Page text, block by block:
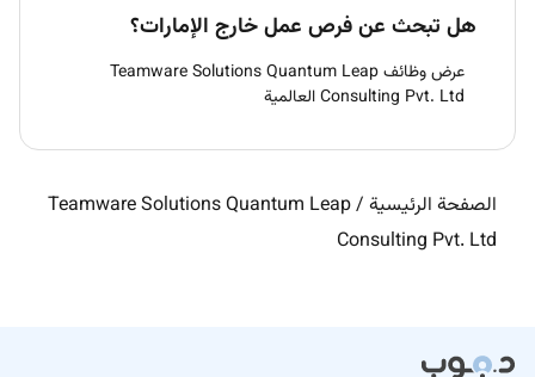
هل تبحث عن فرص عمل خارج الإمارات؟
عرض وظائف Teamware Solutions Quantum Leap
Consulting Pvt. Ltd العالمية
الصفحة الرئيسية /
Teamware Solutions Quantum Leap
Consulting Pvt. Ltd